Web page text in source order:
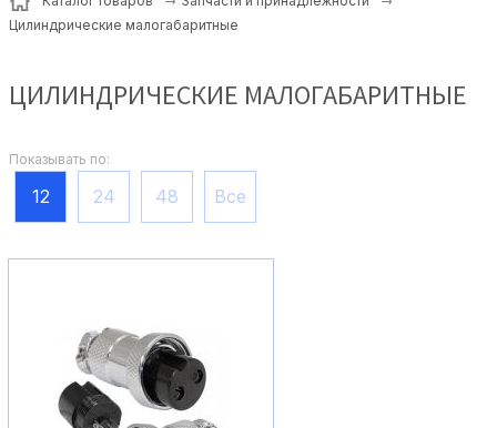
Цилиндрические малогабаритные
ЦИЛИНДРИЧЕСКИЕ МАЛОГАБАРИТНЫЕ
Показывать по:
12 24 48 Все